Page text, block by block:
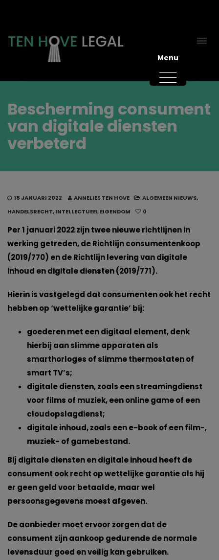
Bescherming consument
van digitale diensten
verbeterd
18 JANUARI 2022 ANNELIES TEN HOVE ALGEMEEN NIEUWS,
HANDELSRECHT,INTELLECTUEEL EIGENDOM 0
Per 1 januari 2022 zijn twee nieuwe richtlijnen in
werking getreden, de Richtlijn consumentenkoop
(2019/770) en de Richtlijn levering van digitale
inhoud en digitale diensten (2019/771).
Hierin is vastgelegd dat consumenten ook het recht
hebben op ‘wettelijke garantie’ bij:
goederen met een digitaal element, denk
hierbij aan slimme apparaten als
smarthorloges of slimme thermostaten of
smart TV’s;
digitale diensten, zoals een streamingdienst
voor films of muziek, een online game of een
cloudopslagdienst;
digitale inhoud, zoals een e-book of een film-,
muziek- of gamebestand.
Bij digitale diensten en digitale inhoud heeft de
consument ook recht op wettelijke garantie als hij
er geen geld voor betaalde, maar wel
persoonsgegevens moest afgeven.
De aanbieder moet ervoor zorgen dat de
consument zijn aankoop gedurende de normale
levensduur goed en veilig kan gebruiken.
Menu